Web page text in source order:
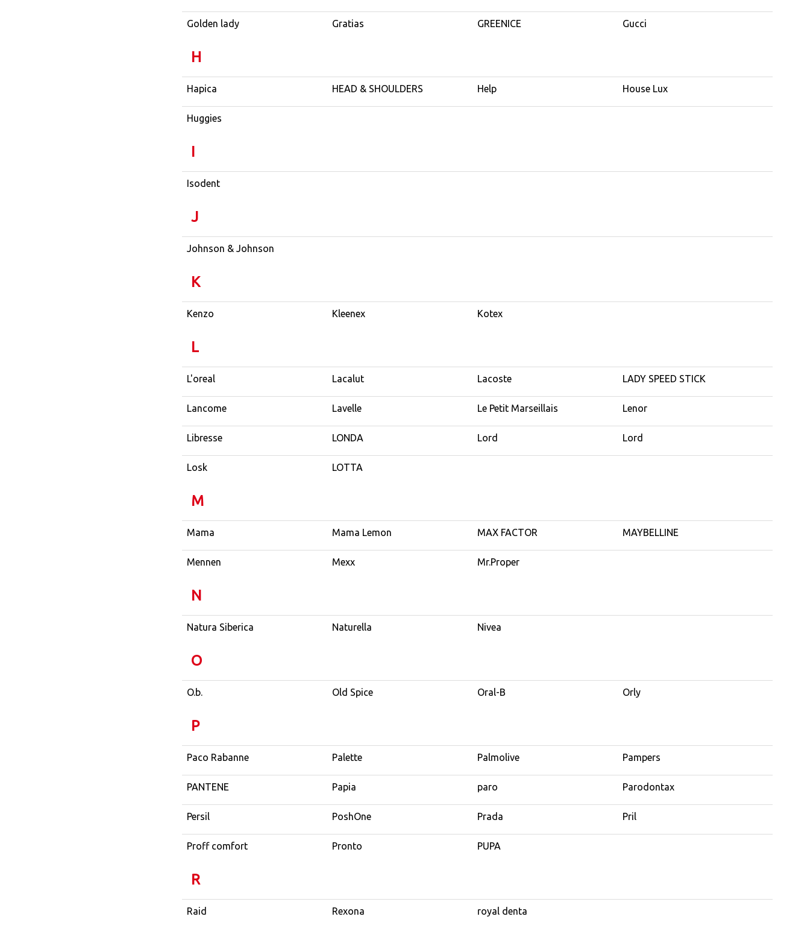
Golden lady Gratias GREENICE Gucci
H
Hapica HEAD & SHOULDERS Help House Lux
Huggies
Isodent
J
Johnson & Johnson
K
Kenzo Kleenex Kotex
L
L'oreal Lacalut Lacoste LADY SPEED STICK
Lancome Lavelle Le Petit Marseillais Lenor
Libresse LONDA Lord Lord
Losk LOTTA
M
Mama Mama Lemon MAX FACTOR MAYBELLINE
Mennen Mexx Mr.Proper
N
Natura Siberica Naturella Nivea
O
O.b. Old Spice Oral-B Orly
P
Paco Rabanne Palette Palmolive Pampers
PANTENE Papia paro Parodontax
Persil PoshOne Prada Pril
Proff comfort Pronto PUPA
R
Raid Rexona royal denta